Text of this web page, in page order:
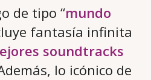
de tipo “mundo
fantasía infinita
soundtracks
lo icónico de